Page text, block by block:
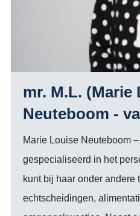
mr. M.L. (Marie
Neuteboom -
Marie Louise Neuteboom
gespecialiseerd in het
kunt bij haar onder andere
echtscheidingen,